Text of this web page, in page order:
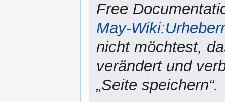
Free
May-
nicht möchtest,
verändert und
„Seite speichern“.